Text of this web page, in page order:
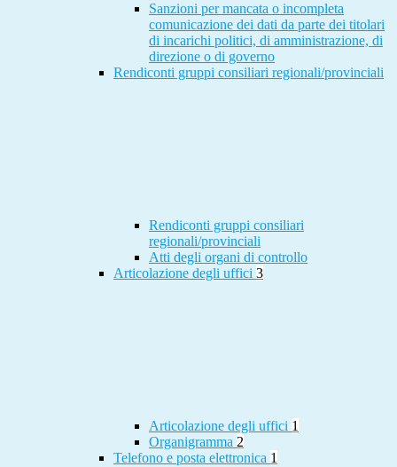
Sanzioni per mancata o incompleta
comunicazione dei dati da parte dei titolari
di incarichi politici, di amministrazione, di
direzione o di governo
Rendiconti gruppi consiliari regionali/provinciali
Rendiconti gruppi consiliari
regionali/provinciali
Atti degli organi di controllo
Articolazione degli uffici 3
Articolazione degli uffici 1
Organigramma 2
Telefono e posta elettronica 1